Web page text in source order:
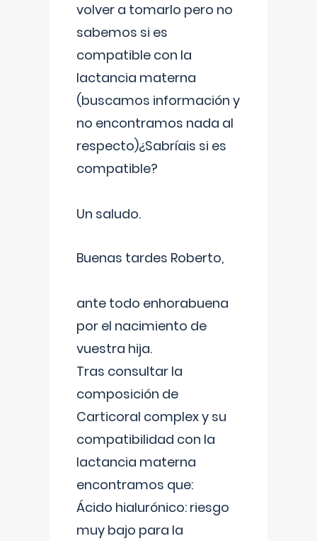
volver a tomarlo pero no
sabemos si es
compatible con la
lactancia materna
(buscamos información y
no encontramos nada al
respecto)¿Sabríais si es
compatible?
Un saludo.
Buenas tardes Roberto,
ante todo enhorabuena
por el nacimiento de
vuestra hija.
Tras consultar la
composición de
Carticoral complex y su
compatibilidad con la
lactancia materna
encontramos que:
Ácido hialurónico: riesgo
muy bajo para la